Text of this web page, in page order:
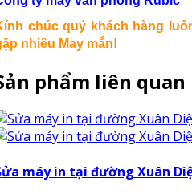
chúc quý khách hàng
nhiều May mắn!
phẩm liên quan
máy in tại đường Xuân